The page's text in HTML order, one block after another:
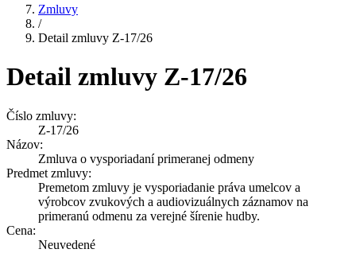
Zmluvy
/
Detail zmluvy Z-17/26
Detail zmluvy Z-17/26
Číslo zmluvy:
Z-17/26
Názov:
Zmluva o vysporiadaní primeranej odmeny
Predmet zmluvy:
Premetom zmluvy je vysporiadanie práva umelcov a
výrobcov zvukových a audiovizuálnych záznamov na
primeranú odmenu za verejné šírenie hudby.
Cena:
Neuvedené